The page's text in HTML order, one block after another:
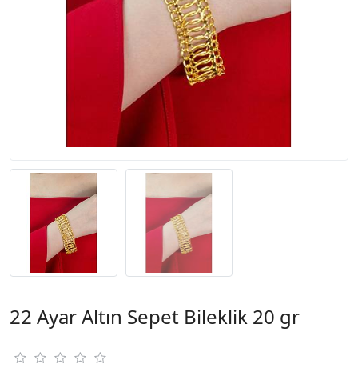
22 Ayar Altın Sepet Bileklik 20 gr